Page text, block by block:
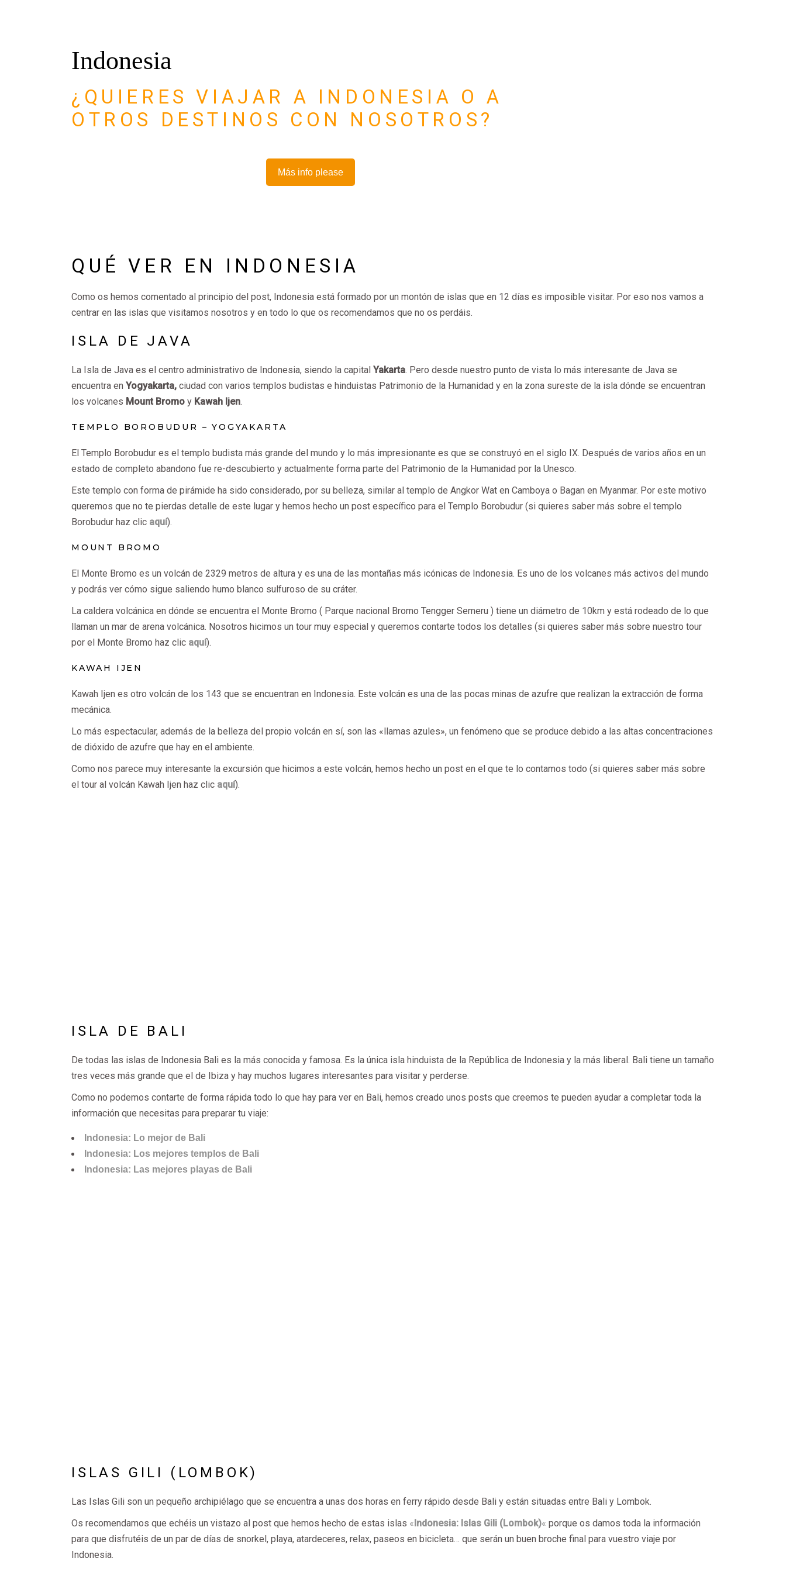
Indonesia
¿QUIERES VIAJAR A INDONESIA O A
OTROS DESTINOS CON NOSOTROS?
Más info please
QUÉ VER EN INDONESIA
Como os hemos comentado al principio del post, Indonesia está formado por un montón de islas que en 12 días es imposible visitar. Por eso nos vamos a
centrar en las islas que visitamos nosotros y en todo lo que os recomendamos que no os perdáis.
ISLA DE JAVA
La Isla de Java es el centro administrativo de Indonesia, siendo la capital Yakarta. Pero desde nuestro punto de vista lo más interesante de Java se
encuentra en Yogyakarta, ciudad con varios templos budistas e hinduistas Patrimonio de la Humanidad y en la zona sureste de la isla dónde se encuentran
los volcanes Mount Bromo y Kawah Ijen.
TEMPLO BOROBUDUR – YOGYAKARTA
El Templo Borobudur es el templo budista más grande del mundo y lo más impresionante es que se construyó en el siglo IX. Después de varios años en un
estado de completo abandono fue re-descubierto y actualmente forma parte del Patrimonio de la Humanidad por la Unesco.
Este templo con forma de pirámide ha sido considerado, por su belleza, similar al templo de Angkor Wat en Camboya o Bagan en Myanmar. Por este motivo
queremos que no te pierdas detalle de este lugar y hemos hecho un post específico para el Templo Borobudur (si quieres saber más sobre el templo
Borobudur haz clic aquí).
MOUNT BROMO
El Monte Bromo es un volcán de 2329 metros de altura y es una de las montañas más icónicas de Indonesia. Es uno de los volcanes más activos del mundo
y podrás ver cómo sigue saliendo humo blanco sulfuroso de su cráter.
La caldera volcánica en dónde se encuentra el Monte Bromo ( Parque nacional Bromo Tengger Semeru ) tiene un diámetro de 10km y está rodeado de lo que
llaman un mar de arena volcánica. Nosotros hicimos un tour muy especial y queremos contarte todos los detalles (si quieres saber más sobre nuestro tour
por el Monte Bromo haz clic aquí).
KAWAH IJEN
Kawah Ijen es otro volcán de los 143 que se encuentran en Indonesia. Este volcán es una de las pocas minas de azufre que realizan la extracción de forma
mecánica.
Lo más espectacular, además de la belleza del propio volcán en sí, son las «llamas azules», un fenómeno que se produce debido a las altas concentraciones
de dióxido de azufre que hay en el ambiente.
Como nos parece muy interesante la excursión que hicimos a este volcán, hemos hecho un post en el que te lo contamos todo (si quieres saber más sobre
el tour al volcán Kawah Ijen haz clic aquí).
ISLA DE BALI
De todas las islas de Indonesia Bali es la más conocida y famosa. Es la única isla hinduista de la República de Indonesia y la más liberal. Bali tiene un tamaño
tres veces más grande que el de Ibiza y hay muchos lugares interesantes para visitar y perderse.
Como no podemos contarte de forma rápida todo lo que hay para ver en Bali, hemos creado unos posts que creemos te pueden ayudar a completar toda la
información que necesitas para preparar tu viaje:
Indonesia: Lo mejor de Bali
Indonesia: Los mejores templos de Bali
Indonesia: Las mejores playas de Bali
ISLAS GILI (LOMBOK)
Las Islas Gili son un pequeño archipiélago que se encuentra a unas dos horas en ferry rápido desde Bali y están situadas entre Bali y Lombok.
Os recomendamos que echéis un vistazo al post que hemos hecho de estas islas «Indonesia: Islas Gili (Lombok)« porque os damos toda la información
para que disfrutéis de un par de días de snorkel, playa, atardeceres, relax, paseos en bicicleta… que serán un buen broche final para vuestro viaje por
Indonesia.